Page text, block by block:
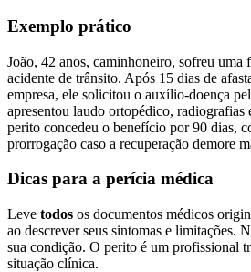
Exemplo prático
João, 42 anos, caminhoneiro, sofreu uma
acidente de trânsito. Após 15 dias de
empresa, ele solicitou o auxílio-doença
apresentou laudo ortopédico,
perito concedeu o benefício por 90 dias,
prorrogação caso a recuperação demore
Dicas para a perícia médica
Leve todos os documentos médicos
ao descrever seus sintomas e limitações.
sua condição. O perito é um profissional
situação clínica.